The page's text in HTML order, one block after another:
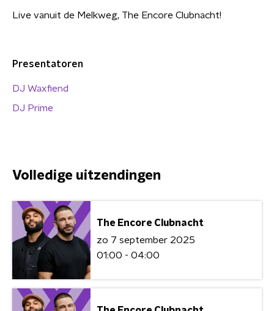
Live vanuit de Melkweg, The Encore Clubnacht!
Presentatoren
DJ Waxfiend
DJ Prime
Volledige uitzendingen
The Encore Clubnacht
zo 7 september 2025
01:00 - 04:00